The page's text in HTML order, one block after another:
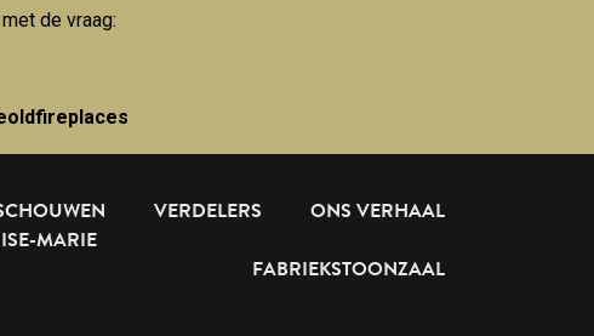
de vraag:
MARIE
VERDELERS
ONS VERHAAL
FABRIEKSTOONZAAL